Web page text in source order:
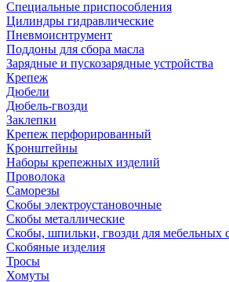
Специальные приспособления
Цилиндры гидравлические
Пневмоиснтрумент
Поддоны для сбора масла
Зарядные и пускозарядные устройства
Крепеж
Дюбели
Дюбель-гвозди
Заклепки
Крепеж перфорированный
Кронштейны
Наборы крепежных изделий
Проволока
Саморезы
Скобы электроустановочные
Скобы металлические
Скобы, шпильки, гвозди для мебельных
Скобяные изделия
Тросы
Хомуты